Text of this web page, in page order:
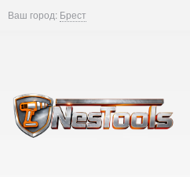
Ваш город: Брест